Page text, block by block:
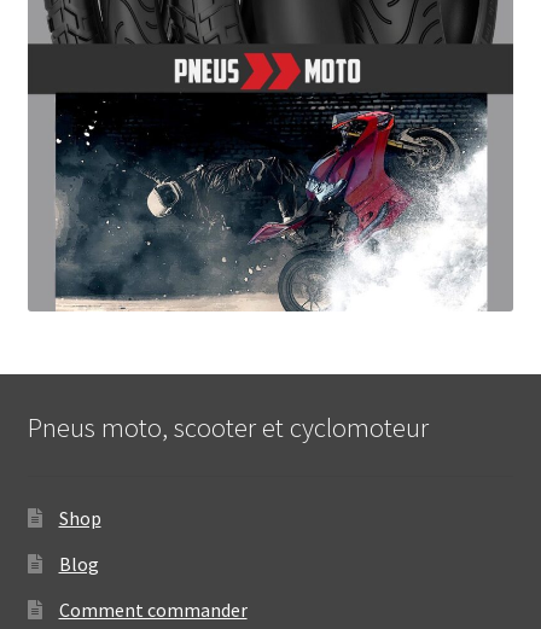
Pneus moto, scooter et cyclomoteur
Shop
Blog
Comment commander